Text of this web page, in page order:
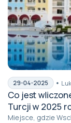
29-04-2025
Co jest
Turcji w 2025
Miejsce, gdzie